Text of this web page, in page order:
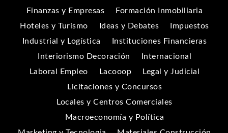
Finanzas y Empresas
Formación Inmobiliaria
Hoteles y Turismo
Ideas y Debates
Impuestos
Industrial y Logística
Instituciones Financieras
Interiorismo Decoración
Internacional
Laboral Empleo
Lacooop
Legal y Judicial
Licitaciones y Concursos
Locales y Centros Comerciales
Macroeconomía y Política